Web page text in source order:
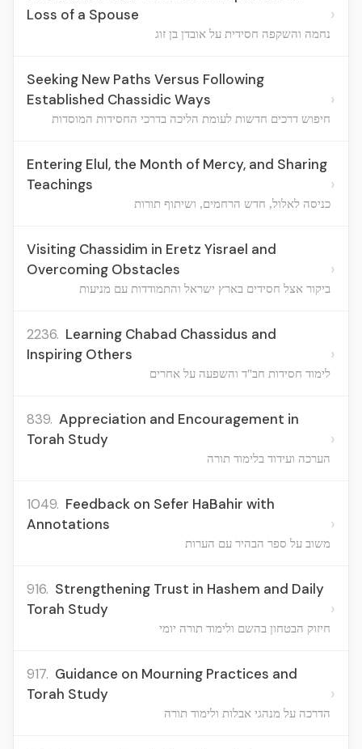
Loss of a Spouse
נחמה והשקפה חסידית על אובדן בן זוג
›
Seeking New Paths Versus Following
Established Chassidic Ways
חיפוש דרכים חדשות לעומת הליכה בדרכי החסידות המוסדות
›
Entering Elul, the Month of Mercy, and Sharing
Teachings
כניסה לאלול, חדש הרחמים, ושיתוף תורות
›
Visiting Chassidim in Eretz Yisrael and
Overcoming Obstacles
ביקור אצל חסידים בארץ ישראל והתמודדות עם מניעות
›
2236. Learning Chabad Chassidus and
Inspiring Others
לימוד חסידות חב"ד והשפעה על אחרים
›
839. Appreciation and Encouragement in
Torah Study
הערכה ועידוד בלימוד תורה
›
1049. Feedback on Sefer HaBahir with
Annotations
משוב על ספר הבהיר עם הערות
›
916. Strengthening Trust in Hashem and Daily
Torah Study
חיזוק הבטחון בהשם ולימוד תורה יומי
›
917. Guidance on Mourning Practices and
Torah Study
הדרכה על מנהגי אבלות ולימוד תורה
›